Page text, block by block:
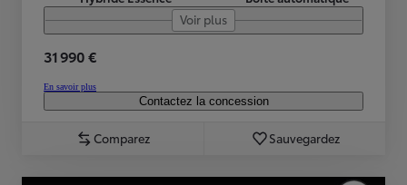
Voir plus
31 990 €
En savoir plus
Contactez la concession
Comparez Sauvegardez